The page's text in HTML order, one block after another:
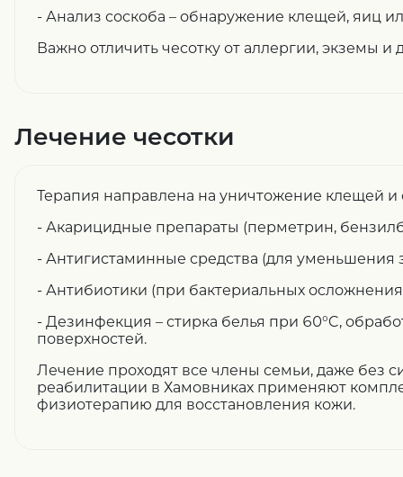
- Анализ соскоба – обнаружение клещей, яиц
Важно отличить чесотку от аллергии, экземы и
Лечение чесотки
Терапия направлена на уничтожение клещей и
- Акарицидные препараты (перметрин,
- Антигистаминные средства (для уменьшения
- Антибиотики (при бактериальных
- Дезинфекция – стирка белья при 60°C,
поверхностей.
Лечение проходят все члены семьи, даже без
реабилитации в Хамовниках применяют
физиотерапию для восстановления кожи.